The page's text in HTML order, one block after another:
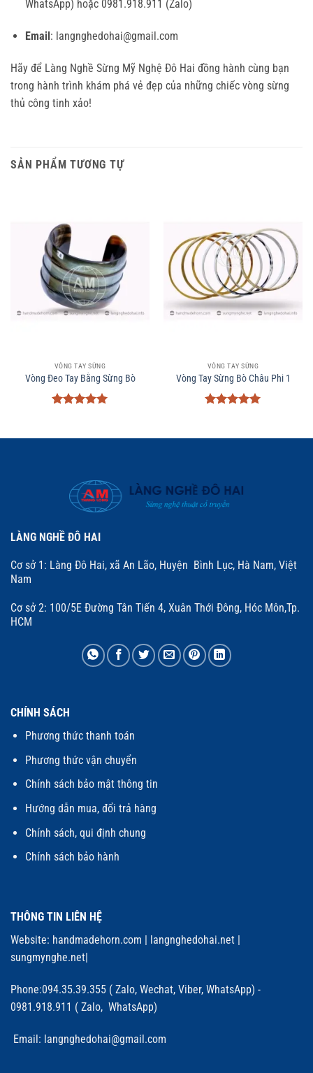
WhatsApp) hoặc 0981.918.911 (Zalo)
Email: langnghedohai@gmail.com
Hãy để Làng Nghề Sừng Mỹ Nghệ Đô Hai đồng hành cùng bạn
trong hành trình khám phá vẻ đẹp của những chiếc vòng sừng
thủ công tinh xảo!
SẢN PHẨM TƯƠNG TỰ
VÒNG TAY SỪNG
Vòng Đeo Tay Bằng Sừng Bò
sao
VÒNG TAY SỪNG
Vòng Tay Sừng Bò Châu Phi 1
sao
LÀNG NGHỀ ĐÔ HAI
Cơ sở 1: Làng Đô Hai, xã An Lão, Huyện Bình Lục, Hà Nam, Việt
Nam
Cơ sở 2: 100/5E Đường Tân Tiến 4, Xuân Thới Đông, Hóc Môn,Tp.
HCM
CHÍNH SÁCH
Phương thức thanh toán
Phương thức vận chuyển
Chính sách bảo mật thông tin
Hướng dẫn mua, đổi trả hàng
Chính sách, qui định chung
Chính sách bảo hành
THÔNG TIN LIÊN HỆ
Website: handmadehorn.com | langnghedohai.net |
sungmynghe.net|
Phone:094.35.39.355 ( Zalo, Wechat, Viber, WhatsApp) -
0981.918.911 ( Zalo, WhatsApp)
Email: langnghedohai@gmail.com